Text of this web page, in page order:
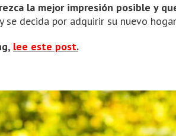
la mejor impresión posible y
se decida por adquirir su nuevo
lee este post.